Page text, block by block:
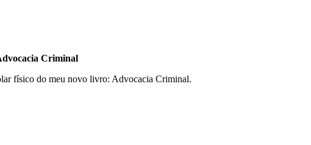
Criminal
físico do meu novo livro: Advocacia Criminal.